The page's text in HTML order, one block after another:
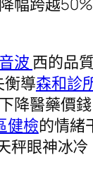
幅跨越
波 西的品
衡導森和診
降醫藥價
健檢的情緒
秤眼神冰